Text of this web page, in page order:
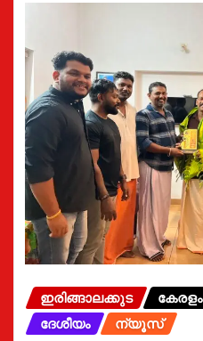
ഇരിങ്ങാലക്കുട കേരളം
ദേശീയം
ന്യൂസ്